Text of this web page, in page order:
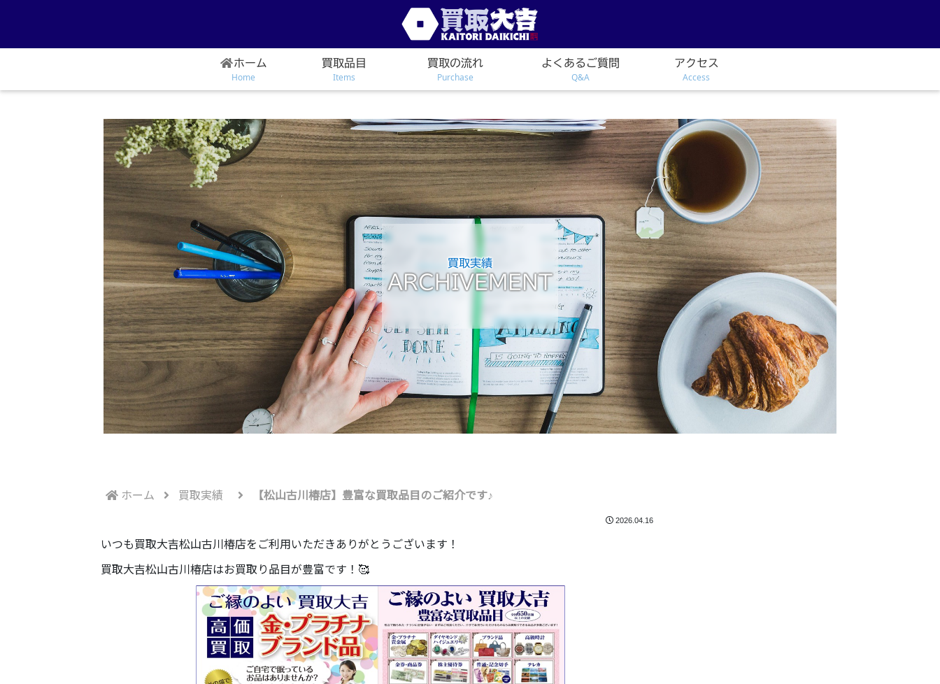
買取実績
ARCHIVEMENT
ホーム
Home
買取品目
Items
買取の流れ
Purchase
よくあるご質問
Q&A
アクセス
Access
ホーム 買取実績 【松山古川椿店】豊富な買取品目のご紹介です♪
2026.04.16
いつも買取大吉松山古川椿店をご利用いただきありがとうございます！
買取大吉松山古川椿店はお買取り品目が豊富です！🥰